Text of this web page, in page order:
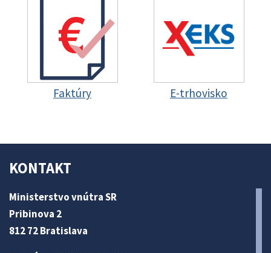
Faktúry E-trhovisko
KONTAKT
Ministerstvo vnútra SR
Pribinova 2
812 72 Bratislava